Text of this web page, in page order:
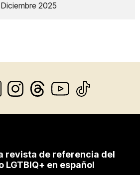
Diciembre 2025
revista de referencia del
LGTBIQ+ en español